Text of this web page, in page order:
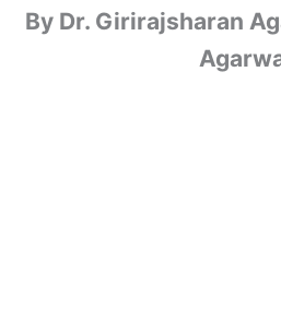
By Dr. Girirajsharan